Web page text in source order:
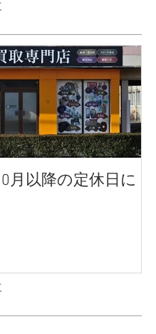
月以降の定休日に